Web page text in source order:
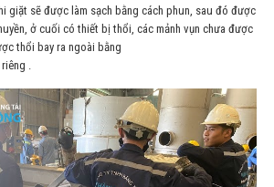
giặt sẽ được làm sạch bằng cách phun, sau đó được
ở cuối có thiết bị thổi, các mảnh vụn chưa được
thổi bay ra ngoài bằng
.